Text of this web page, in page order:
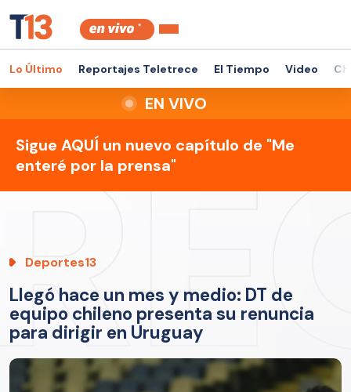
Lo Último Reportajes Teletrece El Tiempo Video
EN VIVO
Sigue AQUÍ un nuevo capítulo de "Me
enteré por la prensa"
Deportes13
Llegó hace un mes y medio: DT de
equipo chileno presenta su renuncia
para dirigir en Uruguay